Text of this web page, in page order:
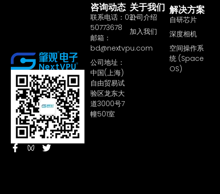
F
a
T
解决方案
自研芯片
深度相机
空间操作系
统 (Space
OS)
关于我们
公司介绍
加入我们
咨询动态
联系电话：021-
50773678
邮箱：
bd@nextvpu.com
公司地址：
中国(上海)
自由贸易试
验区龙东大
道3000号7
幢501室